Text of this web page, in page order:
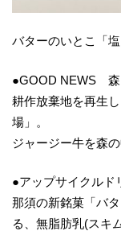
バターのいとこ「塩
●GOOD NEWS 森
耕作放棄地を再生
場」。
ジャージー牛を森
●アップサイクルド
那須の新銘菓「バ
る、無脂肪乳(スキ